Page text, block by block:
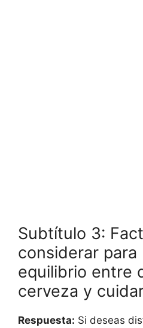
Subtítulo 3:
considerar para
equilibrio entre
cerveza y
Respuesta: Si deseas